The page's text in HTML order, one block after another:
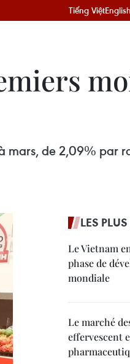
Tiếng ViệtEnglish
mars, de 2,09% par
LES
Le Vietnam
phase de
mondiale
Le marché
effervescent